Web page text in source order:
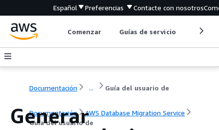
Español Preferencias Contacte con nosotros
Comenzar Guías de servicio
Documentación ... Guía del usuario de
Documentación
AWS Database Migration Service
Guía del usuario de
Generar